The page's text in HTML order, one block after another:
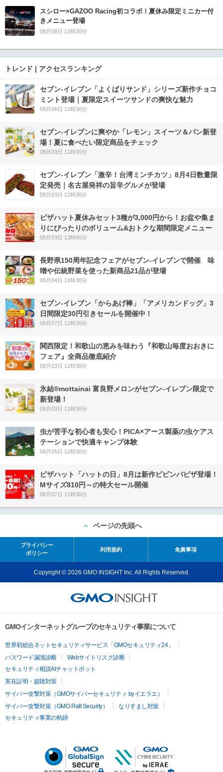
スシロー×GAZOO Racing初コラボ！夏休み限定ミニカー付
きメニュー登場
08月08日 11時30分
トレンド | アクセスランキング
セブン‐イレブン「よくばりサンド」シリーズ新作チョコ
ミント登場｜夏限定スイーツサンドの爽快な魅力
08月06日 11時30分
セブン‐イレブンに爽やか「レモン」スイーツ＆パン新登
場！夏に食べたい限定商品をチェック
08月03日 11時30分
セブン-イレブン「激辛！台湾ミンチカツ」8月4日数量限
定発売｜名古屋発祥の旨辛グルメが登場
08月03日 11時30分
ピザハット夏休みセット3種が3,000円から！お盆や集ま
りにぴったりのボリューム&おトクな期間限定メニュー
08月03日 13時00分
長野県150周年記念フェアがセブン-イレブンで開催 味
噌や伝統野菜を使った新商品21品が登場
08月04日 11時30分
セブン‐イレブン「からあげ棒」「アメリカンドッグ」3
日間限定30円引きセールを開催中！
08月07日 11時30分
関西限定！和歌山の恵みを味わう『和歌山毎度おおきに
フェア』全商品徹底紹介
08月03日 11時30分
氷結®mottainai 富良野メロンがセブン‐イレブン限定で
新登場！
08月03日 11時30分
虫が苦手な初心者も安心！PICA×アース製薬の虫ケアス
テーションで快適キャンプ体験
08月05日 11時30分
ピザハット「ハットの日」8月は新作ビビンバピザ登場！
Mサイズ810円～の特大セール開催
08月07日 11時30分
ページの先頭へ
プライバシー
ポリシー
利用規約 免責事項
Copyright © 2026 GMO INSIGHT Inc. All Rights Reserved.
GMOインターネットグループのセキュリティ事業について
世界初総合ネットセキュリティサービス「GMOセキュリティ24」
パスワード漏洩診断
Webサイトリスク診断
セキュリティ相談AIチャットボット
実在証明・盗聴対策
サイバー攻撃対策（GMOサイバーセキュリティ byイエラエ）
サイバー攻撃対策（GMO Flatt Security）
なりすまし対策
セキュリティ事業の軌跡